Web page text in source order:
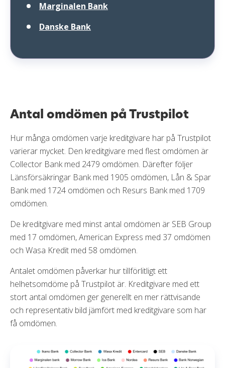
Marginalen Bank
Danske Bank
Antal omdömen på Trustpilot
Hur många omdömen varje kreditgivare har på Trustpilot
varierar mycket. Den kreditgivare med flest omdömen är
Collector Bank med 2479 omdömen. Därefter följer
Länsförsäkringar Bank med 1905 omdömen, Lån & Spar
Bank med 1724 omdömen och Resurs Bank med 1709
omdömen.
De kreditgivare med minst antal omdömen är SEB Group
med 17 omdömen, American Express med 37 omdömen
och Wasa Kredit med 58 omdömen.
Antalet omdömen påverkar hur tillförlitligt ett
helhetsomdöme på Trustpilot är. Kreditgivare med ett
stort antal omdömen ger generellt en mer rättvisande
och representativ bild jämfört med kreditgivare som har
få omdömen.